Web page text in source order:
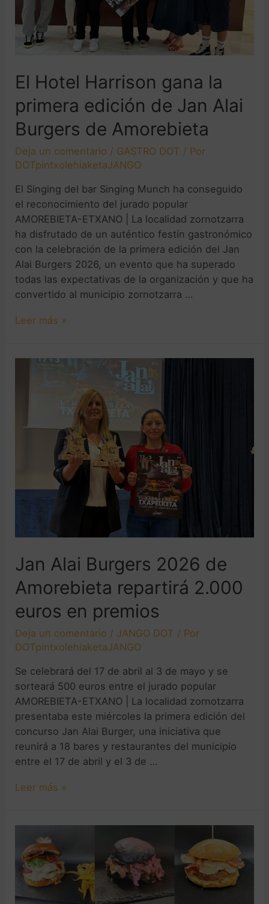
El Hotel Harrison gana la
primera edición de Jan Alai
Burgers de Amorebieta
Deja un comentario / GASTRO DOT / Por
DOTpintxolehiaketaJANGO
El Singing del bar Singing Munch ha conseguido
el reconocimiento del jurado popular
AMOREBIETA-ETXANO | La localidad zornotzarra
ha disfrutado de un auténtico festín gastronómico
con la celebración de la primera edición del Jan
Alai Burgers 2026, un evento que ha superado
todas las expectativas de la organización y que ha
convertido al municipio zornotzarra …
Leer más »
Jan Alai Burgers 2026 de
Amorebieta repartirá 2.000
euros en premios
Deja un comentario / JANGO DOT / Por
DOTpintxolehiaketaJANGO
Se celebrará del 17 de abril al 3 de mayo y se
sorteará 500 euros entre el jurado popular
AMOREBIETA-ETXANO | La localidad zornotzarra
presentaba este miércoles la primera edición del
concurso Jan Alai Burger, una iniciativa que
reunirá a 18 bares y restaurantes del municipio
entre el 17 de abril y el 3 de …
Leer más »